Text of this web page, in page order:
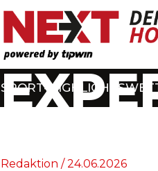
SPORT-HIGHLIGHTS
Redaktion / 24.06.2026